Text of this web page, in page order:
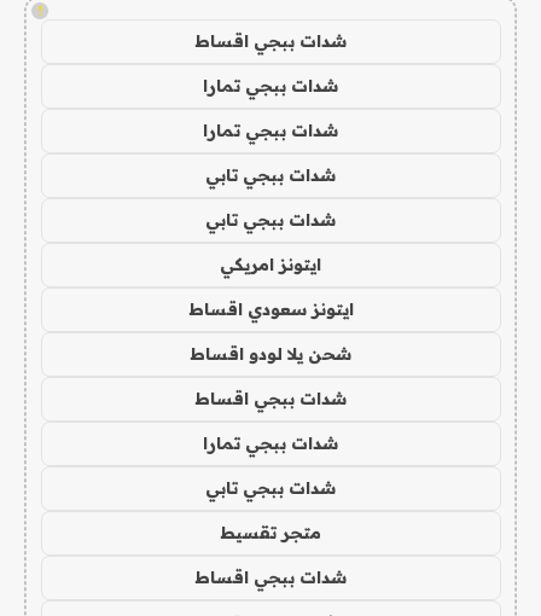
!
شدات ببجي اقساط
شدات ببجي تمارا
شدات ببجي تمارا
شدات ببجي تابي
شدات ببجي تابي
ايتونز امريكي
ايتونز سعودي اقساط
شحن يلا لودو اقساط
شدات ببجي اقساط
شدات ببجي تمارا
شدات ببجي تابي
متجر تقسيط
شدات ببجي اقساط